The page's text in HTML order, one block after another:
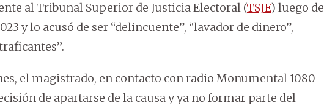
al Tribunal Superior de Justicia Electoral (TSJE) luego de
y lo acusó de ser “delincuente”, “lavador de dinero”,
el magistrado, en contacto con radio Monumental 1080
de apartarse de la causa y ya no formar parte del